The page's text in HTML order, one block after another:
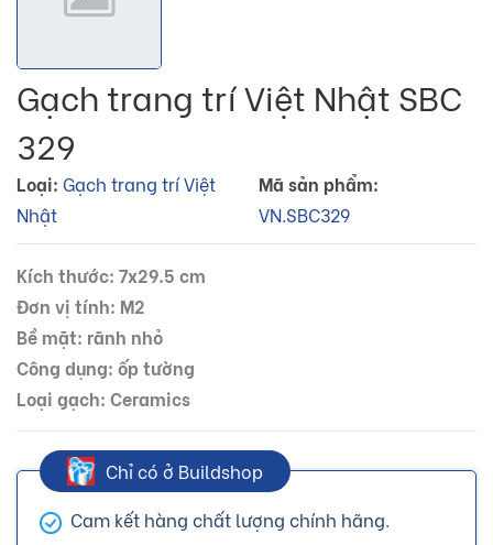
Gạch trang trí Việt Nhật SBC
329
Loại: Gạch trang trí Việt
Nhật
Mã sản phẩm:
VN.SBC329
Kích thước: 7x29.5 cm
Đơn vị tính: M2
Bề mặt: rãnh nhỏ
Công dụng: ốp tường
Loại gạch: Ceramics
Chỉ có ở Buildshop
Cam kết hàng chất lượng chính hãng.